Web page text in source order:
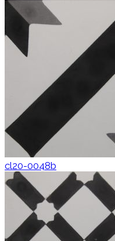
cl20-0048b